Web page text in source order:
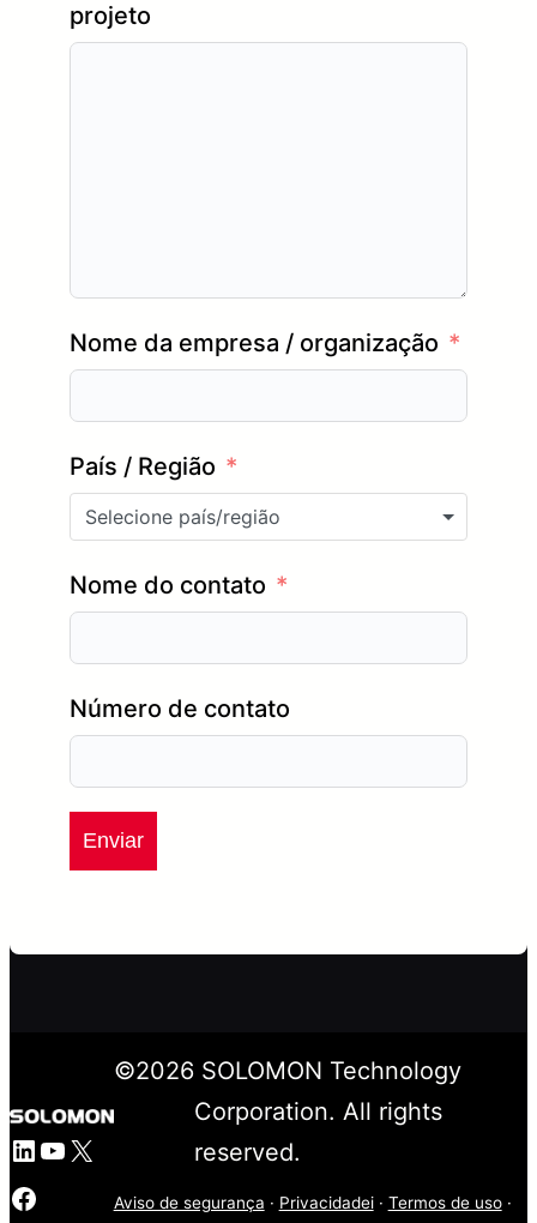
projeto
Nome da empresa / organização
País / Região
Selecione país/região
Nome do contato
Número de contato
Enviar
LinkedIn
YouTube
X
©2026SOLOMON Technology
Corporation. All rights
reserved.
Aviso de segurança · Privacidadei· Termos de uso·